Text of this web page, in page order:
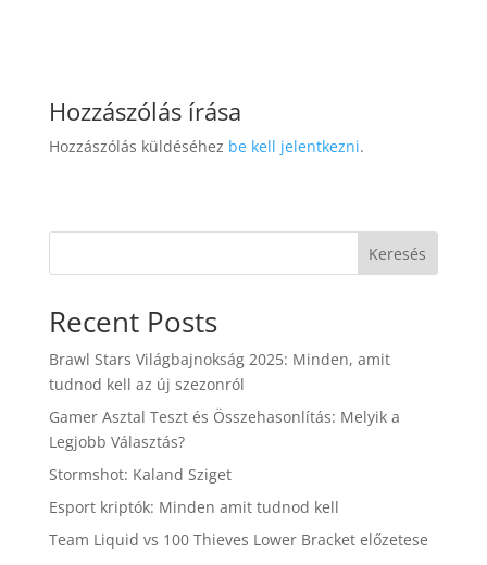
Hozzászólás írása
Hozzászólás küldéséhez be kell jelentkezni.
Keresés
Recent Posts
Brawl Stars Világbajnokság 2025: Minden, amit
tudnod kell az új szezonról
Gamer Asztal Teszt és Összehasonlítás: Melyik a
Legjobb Választás?
Stormshot: Kaland Sziget
Esport kriptók: Minden amit tudnod kell
Team Liquid vs 100 Thieves Lower Bracket előzetese